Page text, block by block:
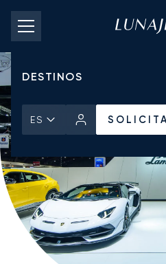
TARIFAS DE CHÁRTER
JETS PRIVADOS
DESTINOS
ES